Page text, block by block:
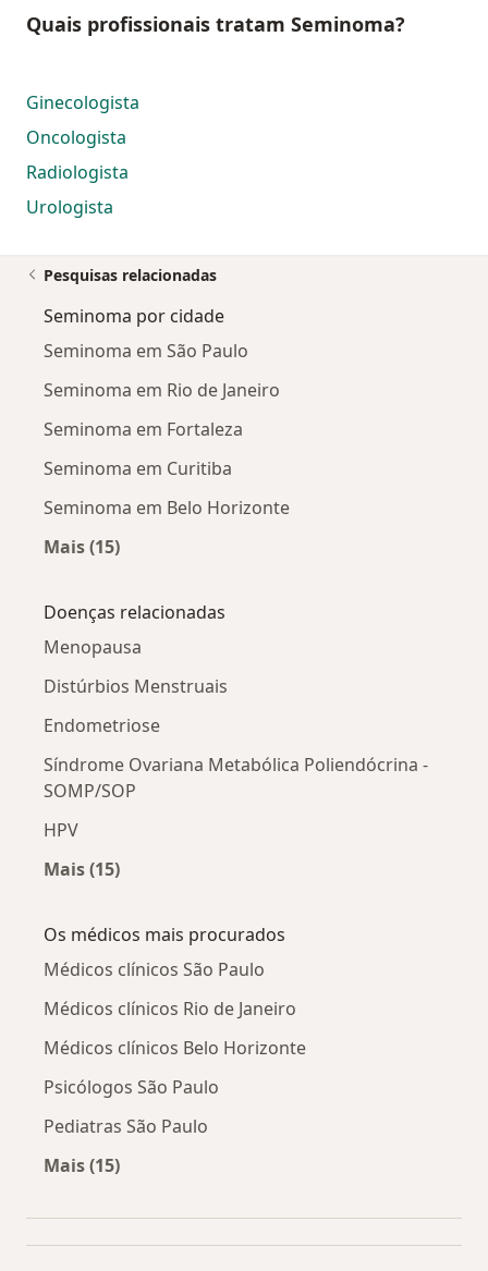
Quais profissionais tratam Seminoma?
Ginecologista
Oncologista
Radiologista
Urologista
Pesquisas relacionadas
Seminoma por cidade
Seminoma em São Paulo
Seminoma em Rio de Janeiro
Seminoma em Fortaleza
Seminoma em Curitiba
Seminoma em Belo Horizonte
Mais (15)
Doenças relacionadas
Menopausa
Distúrbios Menstruais
Endometriose
Síndrome Ovariana Metabólica Poliendócrina -
SOMP/SOP
HPV
Mais (15)
Os médicos mais procurados
Médicos clínicos São Paulo
Médicos clínicos Rio de Janeiro
Médicos clínicos Belo Horizonte
Psicólogos São Paulo
Pediatras São Paulo
Mais (15)